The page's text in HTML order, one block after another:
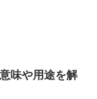
味や用途を解